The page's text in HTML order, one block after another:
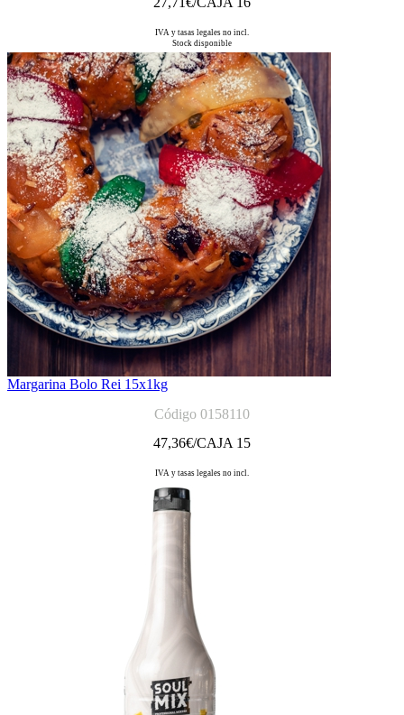
IVA y tasas legales no incl.
Stock disponible
Margarina Bolo Rei 15x1kg
Código 0158110
47,36€/CAJA 15
IVA y tasas legales no incl.